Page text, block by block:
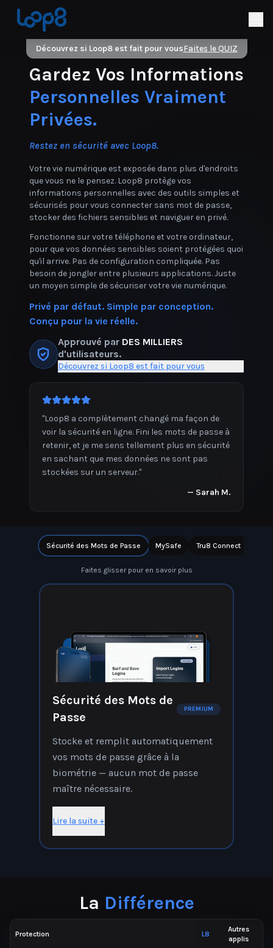
Découvrez si Loop8 est fait pour vousFaites le QUIZ
Gardez Vos Informations
Personnelles Vraiment
Privées.
Restez en sécurité avec Loop8.
Votre vie numérique est exposée dans plus d'endroits
que vous ne le pensez. Loop8 protège vos
informations personnelles avec des outils simples et
sécurisés pour vous connecter sans mot de passe,
stocker des fichiers sensibles et naviguer en privé.
Fonctionne sur votre téléphone et votre ordinateur,
pour que vos données sensibles soient protégées quoi
qu'il arrive. Pas de configuration compliquée. Pas
besoin de jongler entre plusieurs applications. Juste
un moyen simple de sécuriser votre vie numérique.
Privé par défaut. Simple par conception.
Conçu pour la vie réelle.
Approuvé par DES MILLIERS
d'utilisateurs.
Découvrez si Loop8 est fait pour vous
voir la sécurité en ligne. Fini les mots de passe à
retenir, et je me sens tellement plus en sécurité
en sachant que mes données ne sont pas
stockées sur un serveur."
Sécurité des Mots de Passe MySafe Tru8 Connect
Faites glisser pour en savoir plus
Sécurité des Mots de
Passe
PREMIUM
Stocke et remplit automatiquement
vos mots de passe grâce à la
biométrie — aucun mot de passe
maître nécessaire.
Lire la suite +
La Différence
Protection L8
Autres
applis